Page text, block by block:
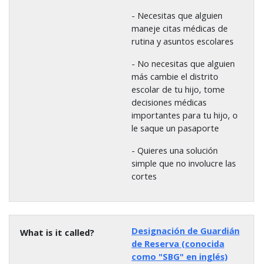
- Necesitas que alguien
maneje citas médicas de
rutina y asuntos escolares
- No necesitas que alguien
más cambie el distrito
escolar de tu hijo, tome
decisiones médicas
importantes para tu hijo, o
le saque un pasaporte
- Quieres una solución
simple que no involucre las
cortes
Designación de Guardián
de Reserva (conocida
como "SBG" en inglés)